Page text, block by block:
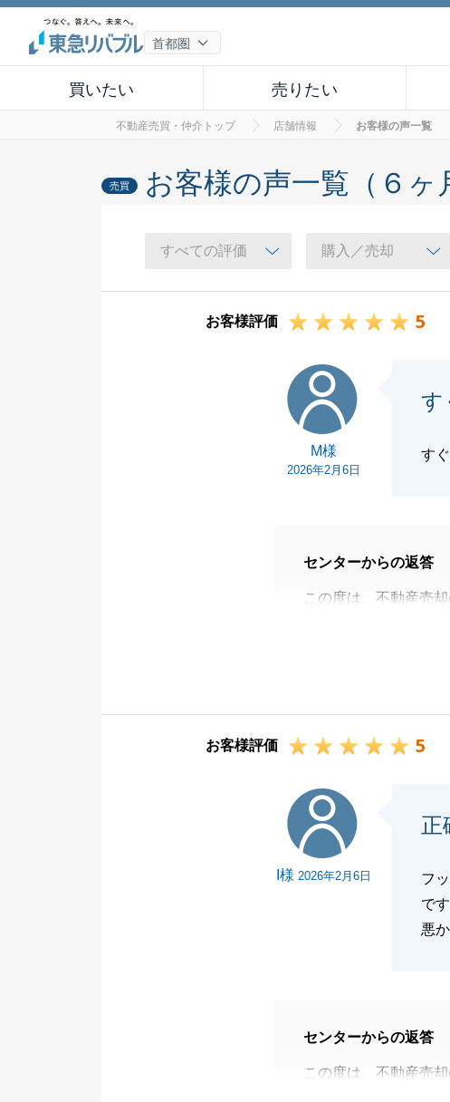
買いたい 売りたい
不動産売買・仲介トップ 店舗情報 お客様の声一覧
売買 お客様の声一覧（６ヶ
お客様評価 5
M様
2026年2月6日
す
す
センターからの返答
この度は、不動産売
無事にお引渡しを迎
引き続き、何卒よろ
お客様評価 5
I様 2026年2月6日
正
フ
です
悪
センターからの返答
この度は、不動産売